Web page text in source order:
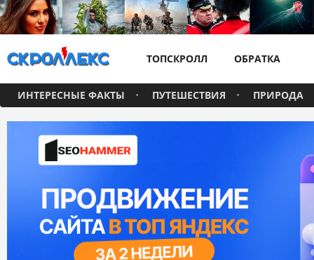
ТОПСКРОЛЛ ОБРАТКА
ИНТЕРЕСНЫЕ ФАКТЫ ПУТЕШЕСТВИЯ ПРИРОДА